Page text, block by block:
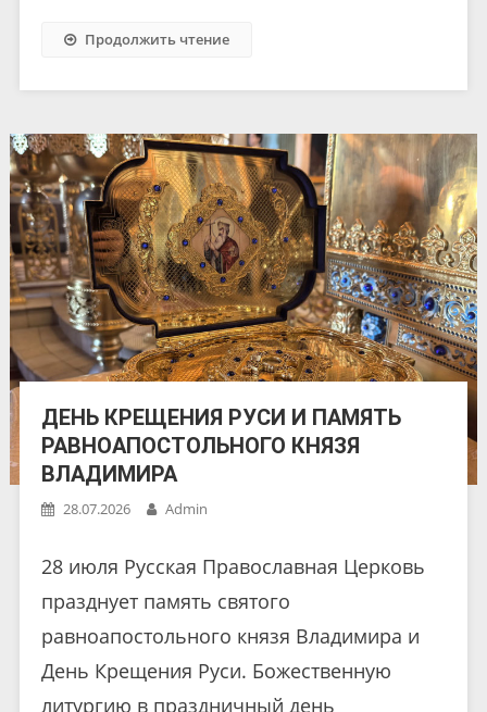
Продолжить чтение
ДЕНЬ КРЕЩЕНИЯ РУСИ И ПАМЯТЬ
РАВНОАПОСТОЛЬНОГО КНЯЗЯ
ВЛАДИМИРА
28.07.2026 Admin
28 июля Русская Православная Церковь
празднует память святого
равноапостольного князя Владимира и
День Крещения Руси. Божественную
литургию в праздничный день